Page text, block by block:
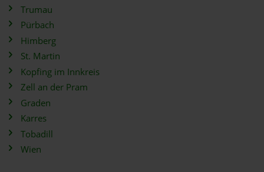
Trumau
Pürbach
Himberg
St. Martin
Kopfing im Innkreis
Zell an der Pram
Graden
Karres
Tobadill
Wien